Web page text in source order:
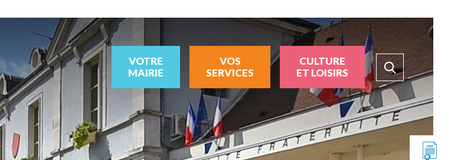
VOTRE
MAIRIE
VOS
SERVICES
CULTURE
ET LOISIRS